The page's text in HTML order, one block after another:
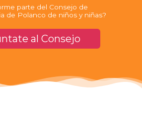
parte del Consejo de
de Polanco de niños y niñas?
al Consejo